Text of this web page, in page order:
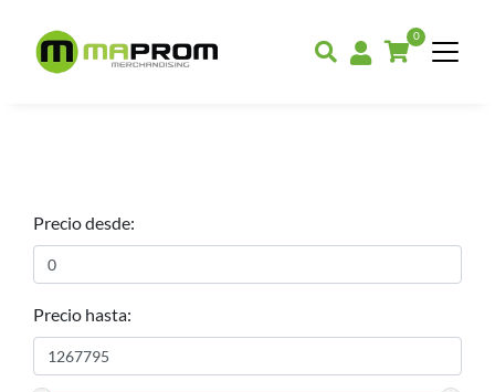
0
Precio desde:
Precio hasta: